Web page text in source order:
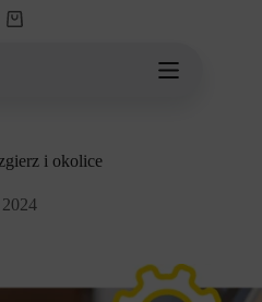
Koszyk
i okolice